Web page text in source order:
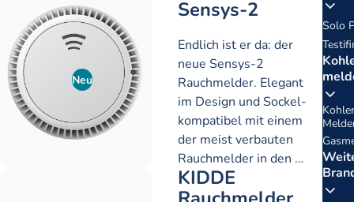
Solo
Sensys-2
Endlich ist er da: der
neue Sensys-2
Rauchmelder. Elegant
im Design und Sockel-
kompatibel mit einem
der meist verbauten
Rauchmelder in den …
Neu
KIDDE